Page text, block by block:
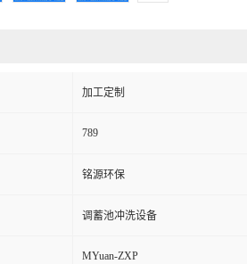
加工定制
789
铭源环保
调蓄池冲洗设备
MYuan-ZXP